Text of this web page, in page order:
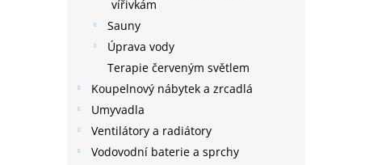
vířivkám
Sauny
Úprava vody
Terapie červeným světlem
Koupelnový nábytek a zrcadlá
Umyvadla
Ventilátory a radiátory
Vodovodní baterie a sprchy